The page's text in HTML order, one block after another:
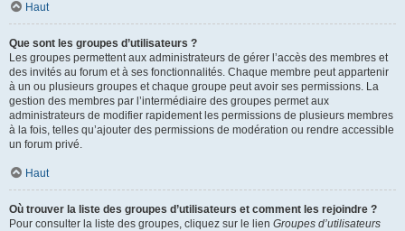
Haut
Que sont les groupes d’utilisateurs ?
Les groupes permettent aux administrateurs de gérer l’accès des membres et
des invités au forum et à ses fonctionnalités. Chaque membre peut appartenir
à un ou plusieurs groupes et chaque groupe peut avoir ses permissions. La
gestion des membres par l’intermédiaire des groupes permet aux
administrateurs de modifier rapidement les permissions de plusieurs membres
à la fois, telles qu’ajouter des permissions de modération ou rendre accessible
un forum privé.
Haut
Où trouver la liste des groupes d’utilisateurs et comment les rejoindre ?
Pour consulter la liste des groupes, cliquez sur le lien Groupes d’utilisateurs